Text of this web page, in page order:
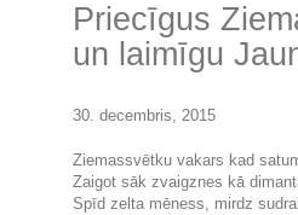
Priecīgus
un laimīgu
30. decembris, 2015
Ziemassvētku vakars kad
Zaigot sāk zvaigznes kā
Spīd zelta mēness, mirdz